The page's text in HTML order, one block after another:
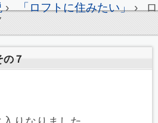
› 「ロフトに住みたい」› ロ
の７